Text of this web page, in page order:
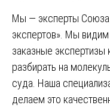
Мы — эксперты
экспертов». Мы
заказные
разбирать на
суда. Наша
делаем это